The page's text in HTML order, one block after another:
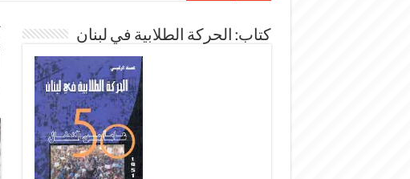
كتاب: الحركة الطلابية في لبنان